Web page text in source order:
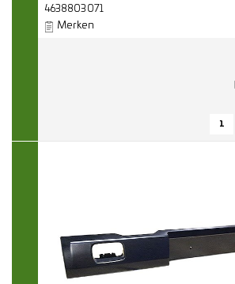
4638803071
Merken